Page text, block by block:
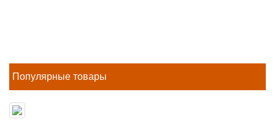
Популярные товары